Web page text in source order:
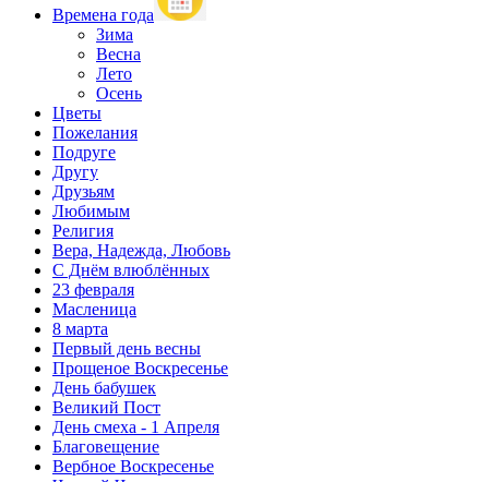
Времена года
Зима
Весна
Лето
Осень
Цветы
Пожелания
Подруге
Другу
Друзьям
Любимым
Религия
Вера, Надежда, Любовь
С Днём влюблённых
23 февраля
Масленица
8 марта
Первый день весны
Прощеное Воскресенье
День бабушек
Великий Пост
День смеха - 1 Апреля
Благовещение
Вербное Воскресенье